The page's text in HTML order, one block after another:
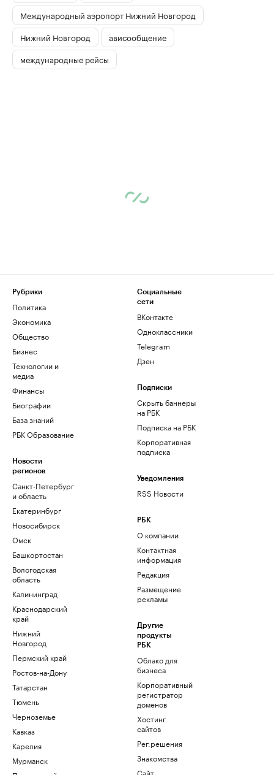
Международный аэропорт Нижний Новгород
Нижний Новгород
ависообщение
международные рейсы
Рубрики
Политика
Экономика
Общество
Бизнес
Технологии и
медиа
Финансы
Биографии
База знаний
РБК Образование
Новости
регионов
Санкт-Петербург
и область
Екатеринбург
Новосибирск
Омск
Башкортостан
Вологодская
область
Калининград
Краснодарский
край
Нижний
Новгород
Пермский край
Ростов-на-Дону
Татарстан
Тюмень
Черноземье
Кавказ
Карелия
Мурманск
Социальные
сети
ВКонтакте
Одноклассники
Telegram
Дзен
Подписки
Скрыть баннеры
на РБК
Подписка на РБК
Корпоративная
подписка
Уведомления
RSS Новости
РБК
О компании
Контактная
информация
Редакция
Размещение
рекламы
Другие
продукты
РБК
Облако для
бизнеса
Корпоративный
регистратор
доменов
Хостинг
сайтов
Рег.решения
Знакомства
Сайт